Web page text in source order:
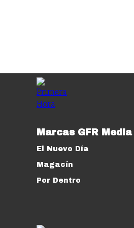
Marcas GFR Media
El Nuevo Día
Magacín
Por Dentro